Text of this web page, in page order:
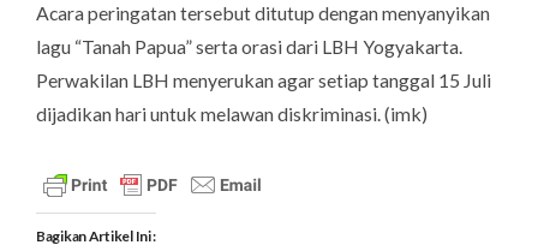
Acara peringatan tersebut ditutup dengan menyanyikan
lagu “Tanah Papua” serta orasi dari LBH Yogyakarta.
Perwakilan LBH menyerukan agar setiap tanggal 15 Juli
dijadikan hari untuk melawan diskriminasi. (imk)
Bagikan Artikel Ini :